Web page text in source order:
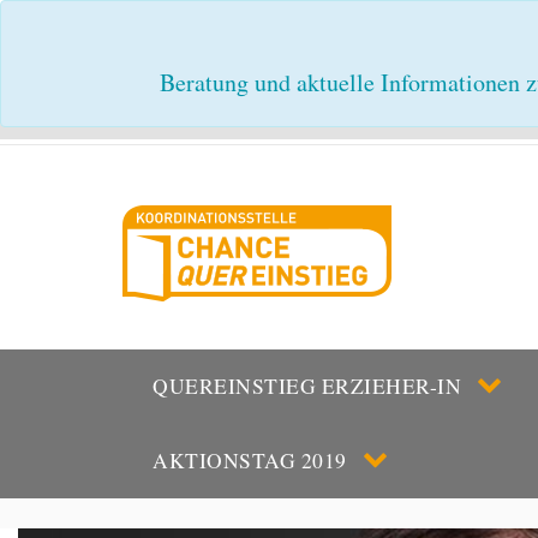
Beratung und aktuelle Informationen
QUEREINSTIEG ERZIEHER-IN
AKTIONSTAG 2019